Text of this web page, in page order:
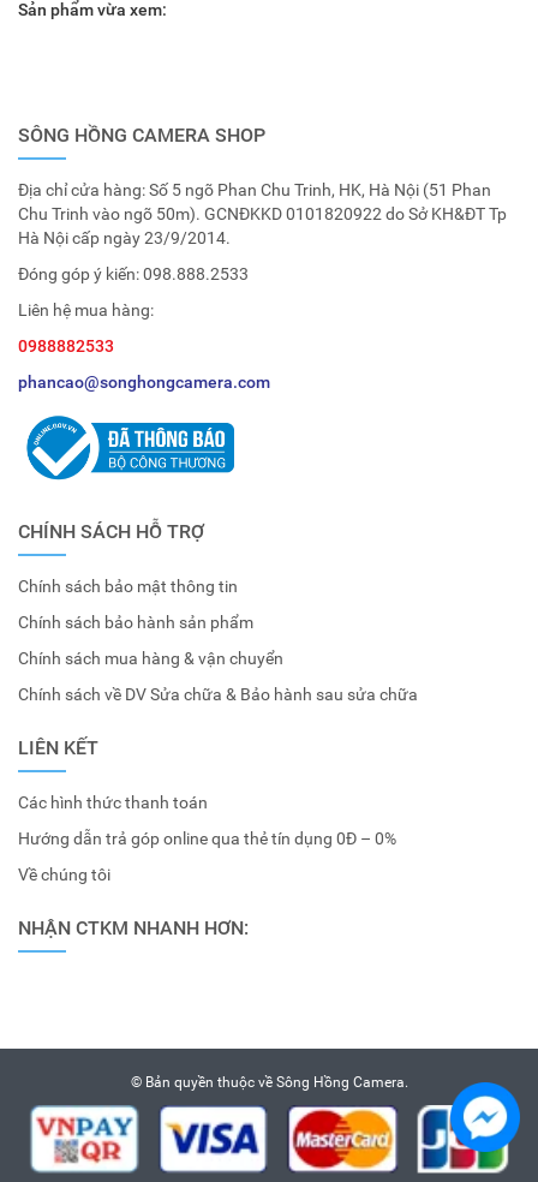
Sản phẩm vừa xem:
SÔNG HỒNG CAMERA SHOP
Địa chỉ cửa hàng: Số 5 ngõ Phan Chu Trinh, HK, Hà Nội (51 Phan
Chu Trinh vào ngõ 50m). GCNĐKKD 0101820922 do Sở KH&ĐT Tp
Hà Nội cấp ngày 23/9/2014.
Đóng góp ý kiến:098.888.2533
Liên hệ mua hàng:
0988882533
phancao@songhongcamera.com
CHÍNH SÁCH HỖ TRỢ
Chính sách bảo mật thông tin
Chính sách bảo hành sản phẩm
Chính sách mua hàng & vận chuyển
Chính sách về DV Sửa chữa & Bảo hành sau sửa chữa
LIÊN KẾT
Các hình thức thanh toán
Hướng dẫn trả góp online qua thẻ tín dụng 0Đ – 0%
Về chúng tôi
NHẬN CTKM NHANH HƠN:
© Bản quyền thuộc về Sông Hồng Camera.